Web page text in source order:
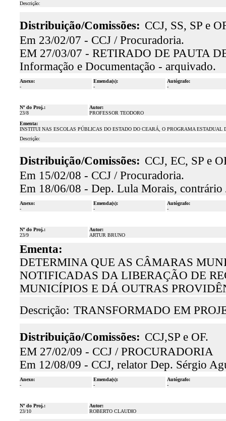
Descrição:
Distribuição/Comissões: CCJ, SS, SP e
Em 23/02/07 - CCJ / Procuradoria.
EM 27/03/07 - RETIRADO DE PAUTA
Informação e Documentação - arquivado.
Anexo:
-
Emenda(s):
-
Autógrafo:
-
Nº do Proj.:
23/8
Autor:
PROFESSOR TEODORO
Ementa:
INSTITUI NAS ESCOLAS PÚBLICAS DO ESTADO DO CEARÁ, O PROGRAMA ESTADUAL
Descrição:
Distribuição/Comissões: CCJ, EC, SP e
Em 15/02/08 - CCJ / Procuradoria.
Em 18/06/08 - Dep. Lula Morais,
Anexo:
-
Emenda(s):
-
Autógrafo:
-
Nº do Proj.:
23/9
Autor:
ARTUR BRUNO
Ementa:
DETERMINA QUE AS CÂMARAS
NOTIFICADAS DA LIBERAÇÃO DE
MUNICÍPIOS E DÁ OUTRAS
Descrição: TRANSFORMADO EM
Distribuição/Comissões: CCJ,SP e OF.
EM 27/02/09 - CCJ / PROCURADORIA
Em 12/08/09 - CCJ, relator Dep. Sérgio
Anexo:
-
Emenda(s):
-
Autógrafo:
-
Nº do Proj.:
23/10
Autor:
ROBERTO CLAUDIO